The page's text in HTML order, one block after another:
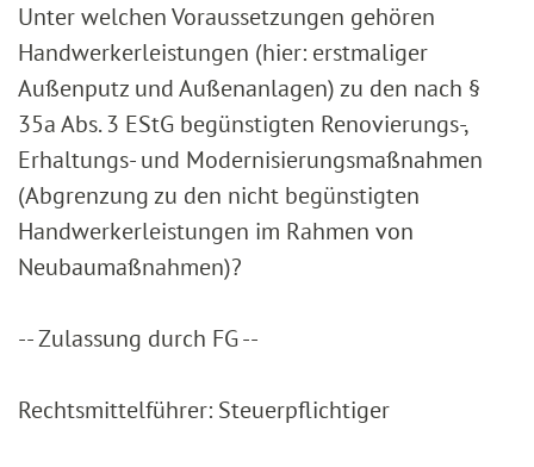
Unter welchen Voraussetzungen gehören
Handwerkerleistungen (hier: erstmaliger
Außenputz und Außenanlagen) zu den nach §
35a Abs. 3 EStG begünstigten Renovierungs-,
Erhaltungs- und Modernisierungsmaßnahmen
(Abgrenzung zu den nicht begünstigten
Handwerkerleistungen im Rahmen von
Neubaumaßnahmen)?
-- Zulassung durch FG --
Rechtsmittelführer: Steuerpflichtiger